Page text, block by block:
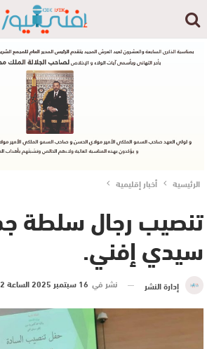
الرئيسية أخبار إقليمية
تنصيب رجال سلطة
سيدي إفني.
إدارة النشر نشر في 16 سبتمبر 2025 الساعة 22 و 31 دقيقة